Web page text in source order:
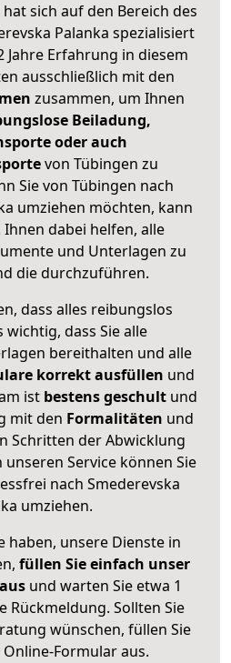
sich auf den Bereich des
Palanka spezialisiert
Erfahrung in diesem
ausschließlich mit den
zusammen, um Ihnen
Beiladung,
oder auch
von Tübingen zu
Sie von Tübingen nach
umziehen möchten, kann
dabei helfen, alle
und Unterlagen zu
die durchzuführen.
dass alles reibungslos
wichtig, dass Sie alle
bereithalten und alle
korrekt ausfüllen und
ist bestens geschult und
mit den Formalitäten und
Schritten der Abwicklung
Service können Sie
nach Smederevska
umziehen.
haben, unsere Dienste in
füllen Sie einfach unser
und warten Sie etwa 1
Rückmeldung. Sollten Sie
wünschen, füllen Sie
Formular aus.